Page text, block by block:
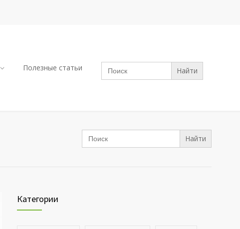
Полезные статьи Search
for:
Search
for:
Категории